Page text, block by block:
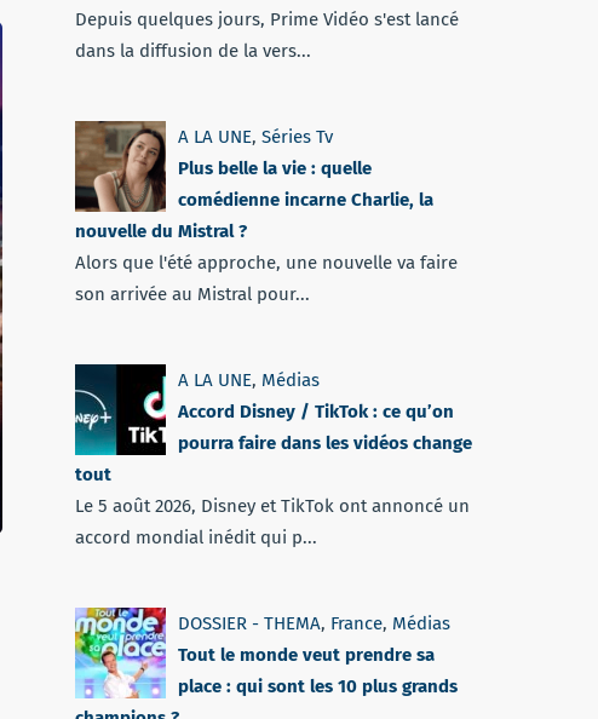
Depuis quelques jours, Prime Vidéo s'est lancé
dans la diffusion de la vers...
A LA UNE, Séries Tv
Plus belle la vie : quelle
comédienne incarne Charlie, la
nouvelle du Mistral ?
Alors que l'été approche, une nouvelle va faire
son arrivée au Mistral pour...
A LA UNE, Médias
Accord Disney / TikTok : ce qu’on
pourra faire dans les vidéos change
tout
Le 5 août 2026, Disney et TikTok ont annoncé un
accord mondial inédit qui p...
DOSSIER - THEMA, France, Médias
Tout le monde veut prendre sa
place : qui sont les 10 plus grands